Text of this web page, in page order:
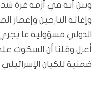
وبين أنه في أزمة غزة
وإغاثة النازحين وإعمار
الدولي مسؤولية ما
أعزل وقلنا أن السكوت
ضمنية للكيان